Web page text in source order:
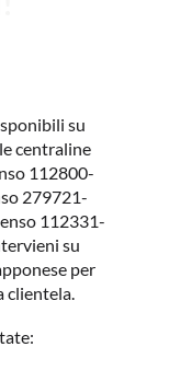
su
centraline
112800-
279721-
112331-
su
per
clientela.